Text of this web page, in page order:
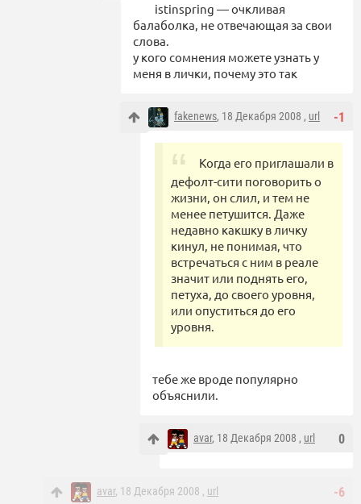
istinspring — очкливая
балаболка, не отвечающая за свои
слова.
у кого сомнения можете узнать у
меня в лички, почему это так
-1
fakenews, 18 Декабря 2008 , url
Когда его приглашали в
дефолт-сити поговорить о
жизни, он слил, и тем не
менее петушится. Даже
недавно какшку в личку
кинул, не понимая, что
встречаться с ним в реале
значит или поднять его,
петуха, до своего уровня,
или опуститься до его
уровня.
тебе же вроде популярно
объяснили.
0
avar, 18 Декабря 2008 , url
-6
avar, 18 Декабря 2008 , url